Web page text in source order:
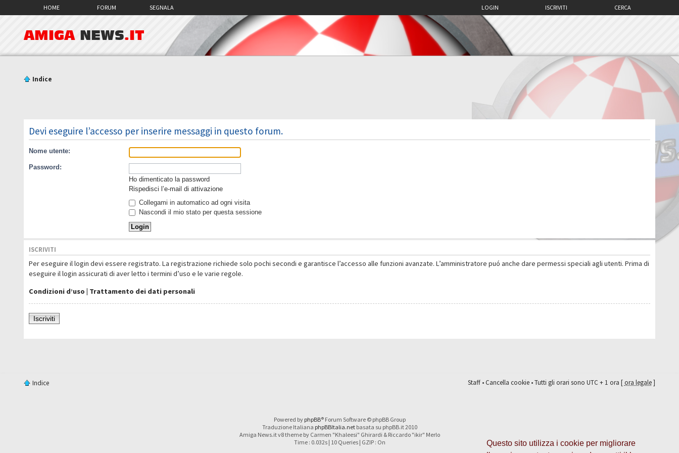
Questo sito utilizza i cookie per migliorare
HOME FORUM SEGNALA CERCA
ISCRIVITI
LOGIN
AMIGA NEWS.IT
Indice
Devi eseguire l’accesso per inserire messaggi in questo forum.
Nome utente:
Password:
Ho dimenticato la password
Rispedisci l’e-mail di attivazione
Collegami in automatico ad ogni visita
Nascondi il mio stato per questa sessione
ISCRIVITI
Per eseguire il login devi essere registrato. La registrazione richiede solo pochi secondi e garantisce l’accesso alle funzioni avanzate. L’amministratore puó anche dare permessi speciali agli utenti. Prima di
eseguire il login assicurati di aver letto i termini d’uso e le varie regole.
Condizioni d’uso | Trattamento dei dati personali
Iscriviti
Indice Staff•Cancella cookie• Tutti gli orari sono UTC + 1 ora [ora legale]
Powered by phpBB® Forum Software © phpBB Group
Traduzione Italiana phpBBItalia.netbasata su phpBB.it 2010
Amiga News.it v8 theme by Carmen "Khaleesi" Ghirardi & Riccardo "ikir" Merlo
Time : 0.032s | 10 Queries | GZIP : On